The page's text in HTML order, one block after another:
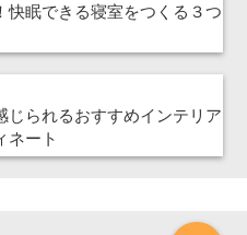
快眠できる寝室をつくる３つ
じられるおすすめインテリア
ネート